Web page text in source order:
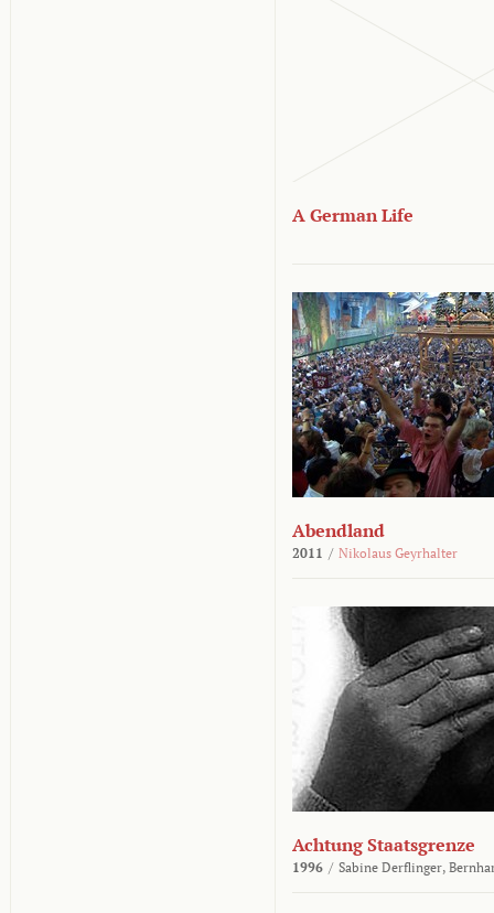
A German Life
Abendland
2011 / Nikolaus Geyrhalter
Achtung Staatsgrenze
1996 / Sabine Derflinger,